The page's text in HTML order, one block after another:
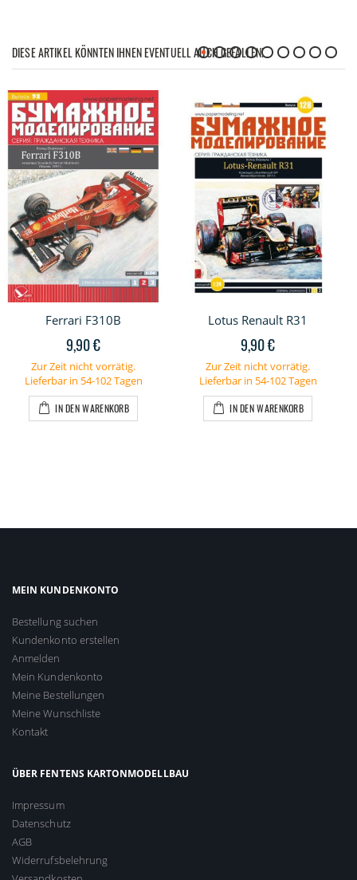
DIESE ARTIKEL KÖNNTEN IHNEN EVENTUELL AUCH GEFALLEN!
Ferrari F310B
9,90 €
Zur Zeit nicht vorrätig.
Lieferbar in 54-102 Tagen
IN DEN WARENKORB
Lotus Renault R31
9,90 €
Zur Zeit nicht vorrätig.
Lieferbar in 54-102 Tagen
IN DEN WARENKORB
MEIN KUNDENKONTO
Bestellung suchen
Kundenkonto erstellen
Anmelden
Mein Kundenkonto
Meine Bestellungen
Meine Wunschliste
Kontakt
ÜBER FENTENS KARTONMODELLBAU
Impressum
Datenschutz
AGB
Widerrufsbelehrung